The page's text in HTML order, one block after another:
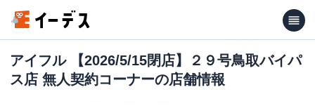
アイフル 【2026/5/15閉店】２９号鳥取バイパ
ス店 無人契約コーナーの店舗情報